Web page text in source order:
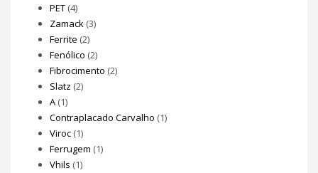
PET (4)
Zamack (3)
Ferrite (2)
Fenólico (2)
Fibrocimento (2)
Slatz (2)
A (1)
Contraplacado Carvalho (1)
Viroc (1)
Ferrugem (1)
Vhils (1)